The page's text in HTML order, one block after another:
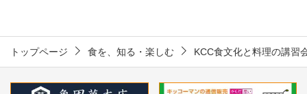
トップページ 食を、知る・楽しむ KCC食文化と料理の講習